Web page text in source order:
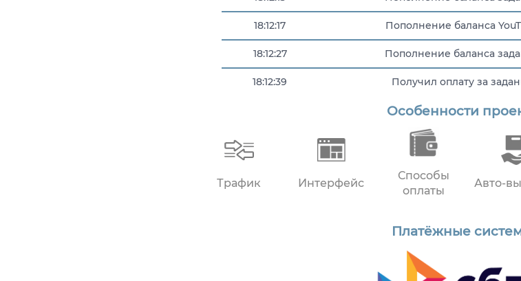
18:12:17 Пополнение баланса
18:12:27 Пополнение баланса
18:12:39 Получил оплату за
Получил оплату за
Особенности
Трафик Интерфейс
Способы
оплаты
Авто-
Платёжные